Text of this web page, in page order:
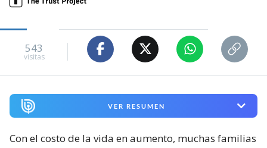
543
visitas
VER RESUMEN
Con el costo de la vida en aumento, muchas familias